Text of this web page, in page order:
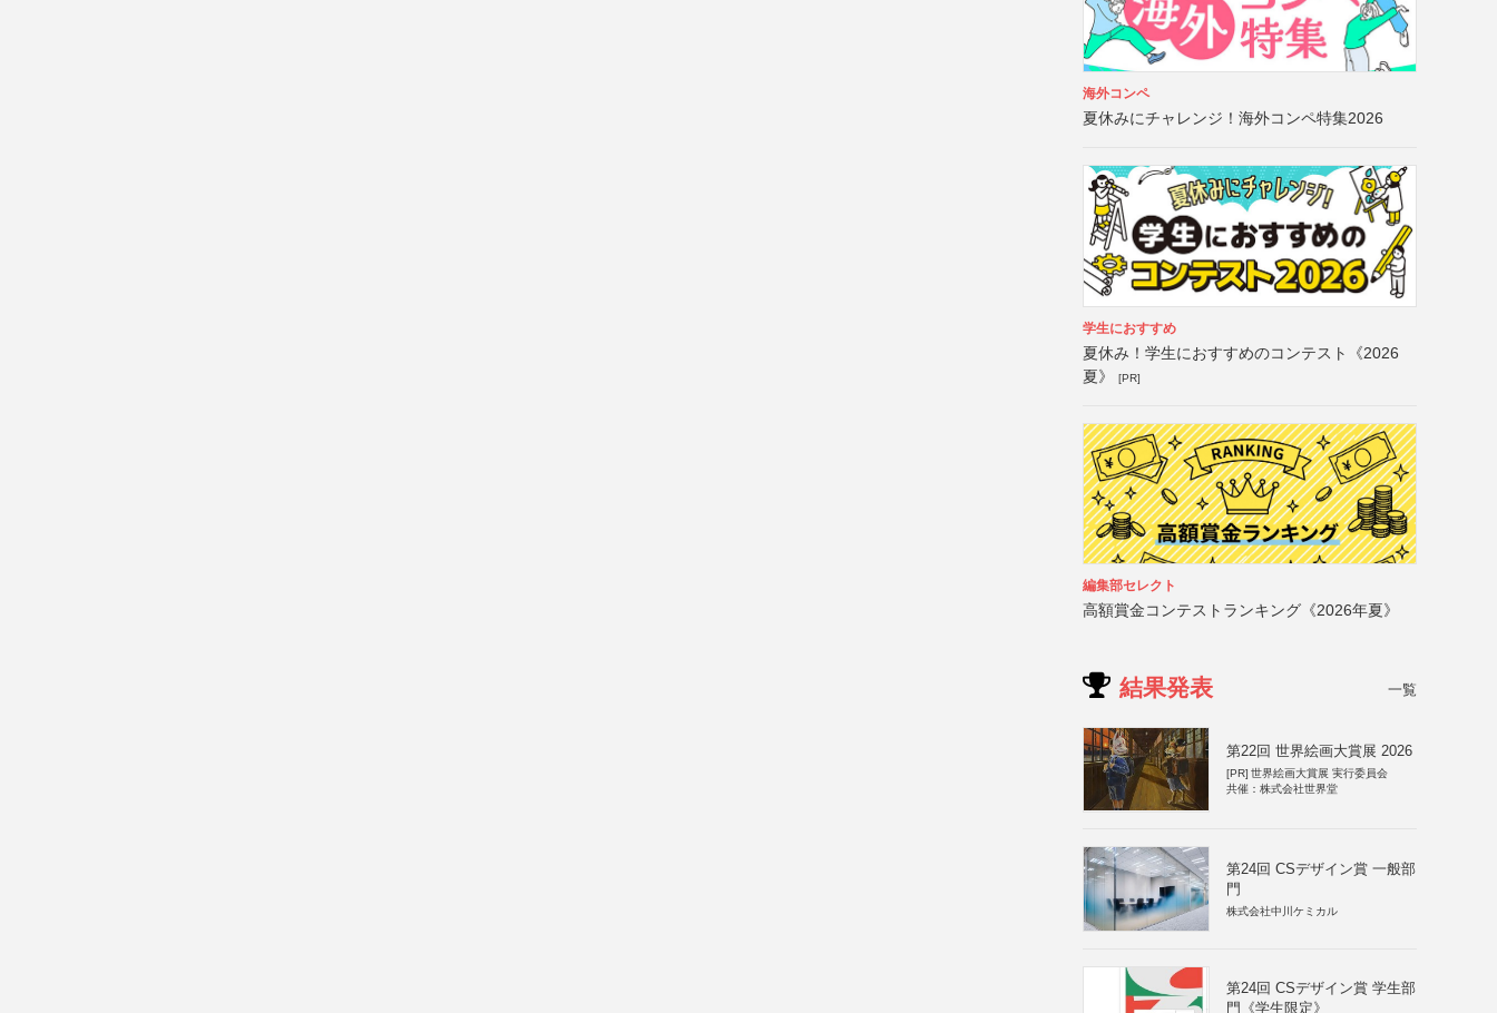
海外コンペ
夏休みにチャレンジ！海外コンペ特集2026
学生におすすめ
夏休み！学生におすすめのコンテスト《2026
夏》
[PR]
編集部セレクト
高額賞金コンテストランキング《2026年夏》
結果発表 一覧
第22回 世界絵画大賞展 2026
[PR] 世界絵画大賞展 実行委員会
共催：株式会社世界堂
第24回 CSデザイン賞 一般部
門
株式会社中川ケミカル
第24回 CSデザイン賞 学生部
門《学生限定》